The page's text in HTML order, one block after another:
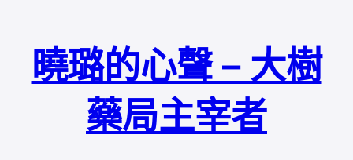
曉璐的心聲 – 大樹
藥局主宰者